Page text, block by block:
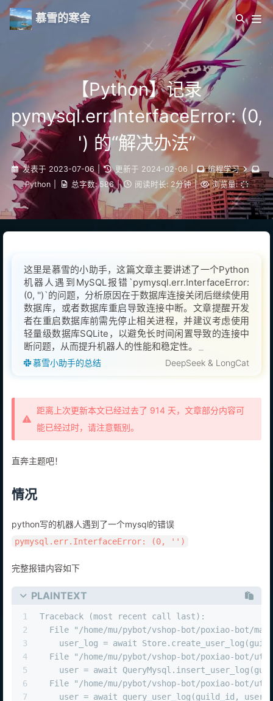
慕雪的寒舍
【Python】记录
pymysql.err.InterfaceError: (0,
') 的“解决办法”
发表于 2023-07-06 更新于 2024-02-06
编程学习
Python
总字数: 586 | 阅读时长: 2分钟 | 浏览量:
这里是慕雪的小助手，这篇文章主要讲述了一个Python
机器人遇到MySQL报错`pymysql.err.InterfaceError:
(0, '')`的问题，分析原因在于数据库连接关闭后继续使用
数据库，或者数据库重启导致连接中断。文章提醒开发
者在重启数据库前需先停止相关进程，并建议考虑使用
轻量级数据库SQLite，以避免长时间闲置导致的连接中
断问题，从而提升机器人的性能和稳定性。
慕雪小助手的总结 DeepSeek & LongCat
距离上次更新本文已经过去了 914 天，文章部分内容可
能已经过时，请注意甄别。
直奔主题吧！
情况
python写的机器人遇到了一个mysql的错误
pymysql.err.InterfaceError: (0, '')
完整报错内容如下
PLAINTEXT
1
2
3
4
5
6
7
Traceback (most recent call last):
File "/home/mu/pybot/vshop-bot/poxiao-bot/
user_log = await
File "/home/mu/pybot/vshop-bot/poxiao-bot/
user = await
File "/home/mu/pybot/vshop-bot/poxiao-bot/
user = await query_user_log(guild_id,